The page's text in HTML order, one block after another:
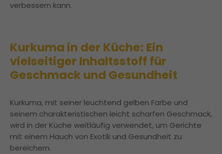
verbessern kann.
Kurkuma in der Küche: Ein
vielseitiger Inhaltsstoff für
Geschmack und Gesundheit
Kurkuma, mit seiner leuchtend gelben Farbe und
seinem charakteristischen leicht scharfen Geschmack,
wird in der Küche weitläufig verwendet, um Gerichte
mit einem Hauch von Exotik und Gesundheit zu
bereichern.